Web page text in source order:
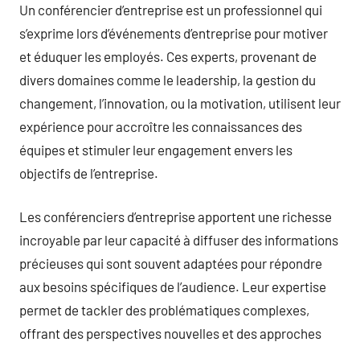
Un conférencier d’entreprise est un professionnel qui
s’exprime lors d’événements d’entreprise pour motiver
et éduquer les employés. Ces experts, provenant de
divers domaines comme le leadership, la gestion du
changement, l’innovation, ou la motivation, utilisent leur
expérience pour accroître les connaissances des
équipes et stimuler leur engagement envers les
objectifs de l’entreprise.
Les conférenciers d’entreprise apportent une richesse
incroyable par leur capacité à diffuser des informations
précieuses qui sont souvent adaptées pour répondre
aux besoins spécifiques de l’audience. Leur expertise
permet de tackler des problématiques complexes,
offrant des perspectives nouvelles et des approches